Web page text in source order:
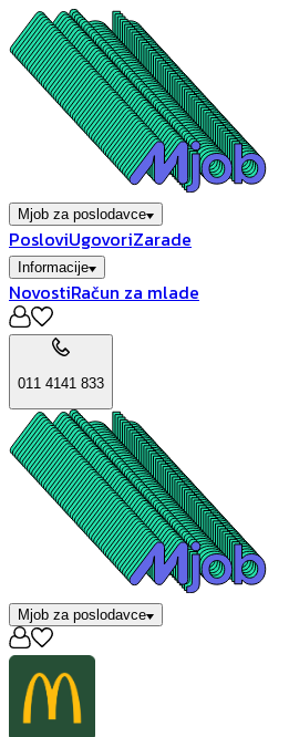
Mjob za poslodavce
PosloviUgovoriZarade
Informacije
NovostiRačun za mlade
011 4141 833
Mjob za poslodavce